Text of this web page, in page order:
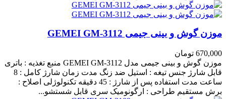
موزن گوش و بینی جیمی GEMEI GM-3112
670,000 تومان
موزن گوش و بینی جیمی مدل GEMEI GM-3112 منبع تغذیه : باتری
قابل شارژ جنس تیغه : استیل ضد زنگ مدت زمان شارژ کامل : 8
ساعت مدت استفاده پس از شارژ : 45 دقیقه تکنولوژلی اصلاح :
برش مستقیم طراحی : ارگونومیک سری قابل شستشو...